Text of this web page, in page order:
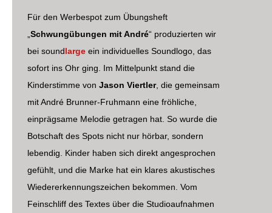
Für den Werbespot zum Übungsheft
Schwungübungen mit André“ produzierten wir
bei soundlarge ein individuelles Soundlogo, das
sofort ins Ohr ging. Im Mittelpunkt stand die
Kinderstimme von Jason Viertler, die gemeinsam
mit André Brunner-Fruhmann eine fröhliche,
einprägsame Melodie getragen hat. So wurde die
Botschaft des Spots nicht nur hörbar, sondern
lebendig. Kinder haben sich direkt angesprochen
gefühlt, und die Marke hat ein klares akustisches
Wiedererkennungszeichen bekommen. Vom
Feinschliff des Textes über die Studioaufnahmen